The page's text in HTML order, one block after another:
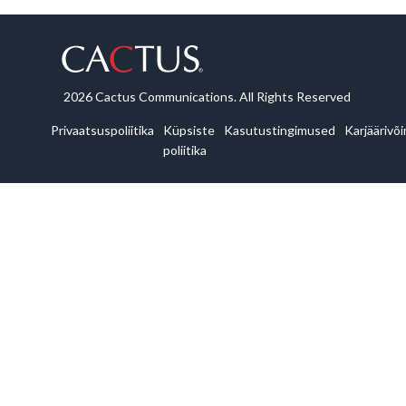
2026 Cactus Communications. All Rights Reserved
Privaatsuspoliitika
Küpsiste
poliitika
Kasutustingimused